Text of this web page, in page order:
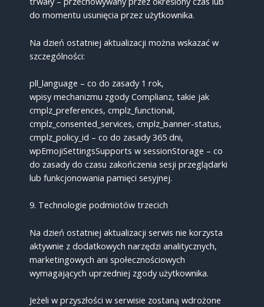
do momentu usunięcia przez użytkownika.
Na dzień ostatniej aktualizacji można wskazać w
szczególności:
pll_language – co do zasady 1 rok,
wpisy mechanizmu zgody Complianz, takie jak
cmplz_preferences, cmplz_functional,
cmplz_consented_services, cmplz_banner-status,
cmplz_policy_id – co do zasady 365 dni,
wpEmojiSettingsSupports w sessionStorage – co
do zasady do czasu zakończenia sesji przeglądarki
lub funkcjonowania pamięci sesyjnej.
9. Technologie podmiotów trzecich
Na dzień ostatniej aktualizacji serwis nie korzysta
aktywnie z dodatkowych narzędzi analitycznych,
marketingowych ani społecznościowych
wymagających uprzedniej zgody użytkownika.
Jeżeli w przyszłości w serwisie zostaną wdrożone